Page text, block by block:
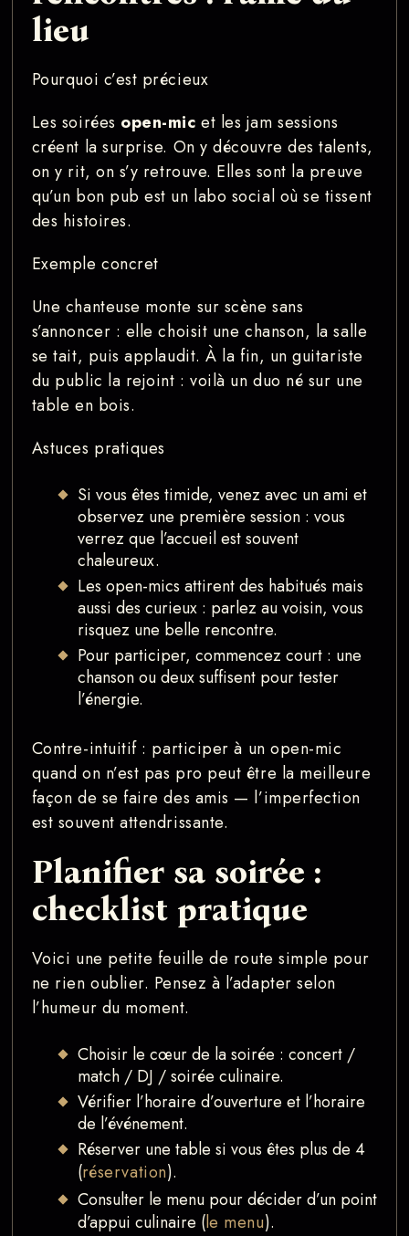
lieu
Pourquoi c’est précieux
Les soirées open-mic et les jam sessions
créent la surprise. On y découvre des talents,
on y rit, on s’y retrouve. Elles sont la preuve
qu’un bon pub est un labo social où se tissent
des histoires.
Exemple concret
Une chanteuse monte sur scène sans
s’annoncer : elle choisit une chanson, la salle
se tait, puis applaudit. À la fin, un guitariste
du public la rejoint : voilà un duo né sur une
table en bois.
Astuces pratiques
Si vous êtes timide, venez avec un ami et
observez une première session : vous
verrez que l’accueil est souvent
chaleureux.
Les open-mics attirent des habitués mais
aussi des curieux : parlez au voisin, vous
risquez une belle rencontre.
Pour participer, commencez court : une
chanson ou deux suffisent pour tester
l’énergie.
Contre-intuitif : participer à un open-mic
quand on n’est pas pro peut être la meilleure
façon de se faire des amis — l’imperfection
est souvent attendrissante.
Planifier sa soirée :
checklist pratique
Voici une petite feuille de route simple pour
ne rien oublier. Pensez à l’adapter selon
l’humeur du moment.
Choisir le cœur de la soirée : concert /
match / DJ / soirée culinaire.
Vérifier l’horaire d’ouverture et l’horaire
de l’événement.
Réserver une table si vous êtes plus de 4
(réservation).
Consulter le menu pour décider d’un point
d’appui culinaire (le menu).